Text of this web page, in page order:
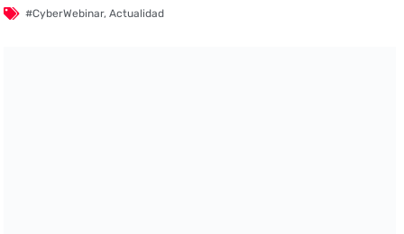
#CyberWebinar,Actualidad